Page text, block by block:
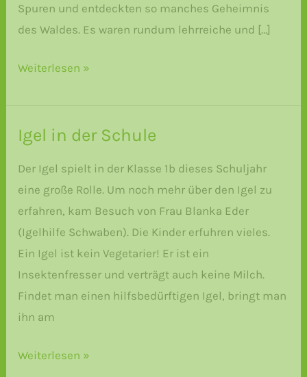
Spuren und entdeckten so manches Geheimnis
des Waldes. Es waren rundum lehrreiche und […]
Drittklässler
Wald
dem
Förster
Weiterlesen »
Igel in der Schule
Der Igel spielt in der Klasse 1b dieses Schuljahr
eine große Rolle. Um noch mehr über den Igel zu
erfahren, kam Besuch von Frau Blanka Eder
(Igelhilfe Schwaben). Die Kinder erfuhren vieles.
Ein Igel ist kein Vegetarier! Er ist ein
Insektenfresser und verträgt auch keine Milch.
Findet man einen hilfsbedürftigen Igel, bringt man
ihn am
Igel
Weiterlesen »